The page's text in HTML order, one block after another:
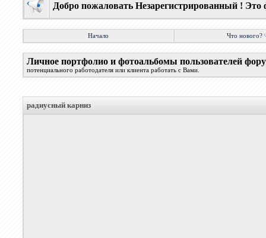
Добро пожаловать Незарегистрированный !
Начало Что нового?
Личное портфолио и фотоальбомы пользователей
потенциального работодателя или клиента работать с Вами.
радиусный карниз